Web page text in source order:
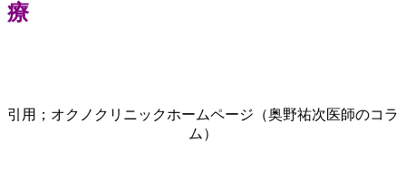
療
引用；オクノクリニックホームページ（奥野祐次医師のコラ
ム）